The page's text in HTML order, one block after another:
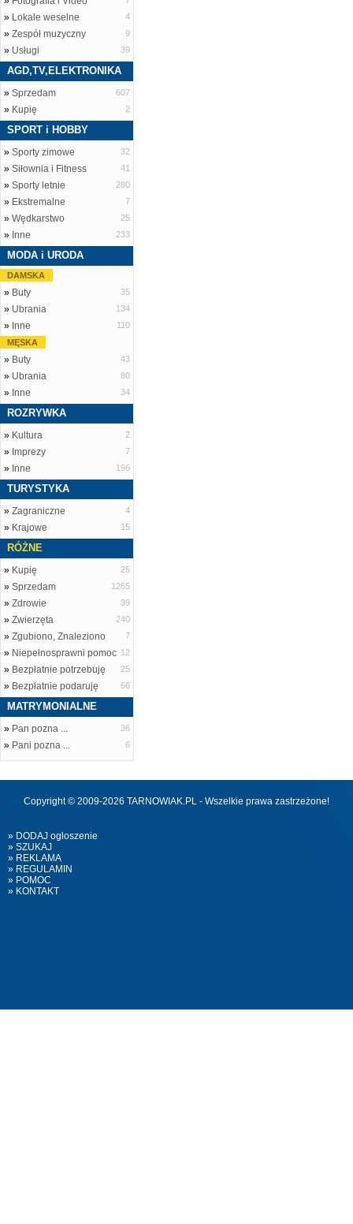
» Lokale weselne 4
» Zespół muzyczny 9
» Usługi 39
AGD,TV,ELEKTRONIKA
» Sprzedam 607
» Kupię 2
SPORT i HOBBY
» Sporty zimowe 32
» Siłownia i Fitness 41
» Sporty letnie 280
» Ekstremalne 7
» Wędkarstwo 25
» Inne 233
MODA i URODA
DAMSKA
» Buty 35
» Ubrania 134
» Inne
110
MĘSKA
» Buty 43
» Ubrania 80
» Inne 34
ROZRYWKA
» Kultura 2
» Imprezy 7
» Inne 196
TURYSTYKA
» Zagraniczne 4
» Krajowe 15
RÓŻNE
» Kupię 25
» Sprzedam 1265
» Zdrowie 39
» Zwierzęta 240
» Zgubiono, Znaleziono 7
» Niepełnosprawni pomoc 12
» Bezpłatnie potrzebuję 25
» Bezpłatnie podaruję 66
MATRYMONIALNE
» Pan pozna ... 36
» Pani pozna ... 6
Copyright © 2009-2026 TARNOWIAK.PL - Wszelkie prawa zastrzeżone!
» DODAJ ogloszenie
» SZUKAJ
» REKLAMA
» REGULAMIN
» POMOC
» KONTAKT